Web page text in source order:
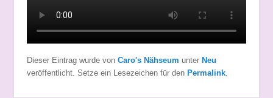
Dieser Eintrag wurde von Caro's Nähseum unter Neu
veröffentlicht. Setze ein Lesezeichen für den Permalink.